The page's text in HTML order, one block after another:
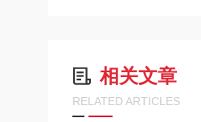
相关文章
RELATED ARTICLES